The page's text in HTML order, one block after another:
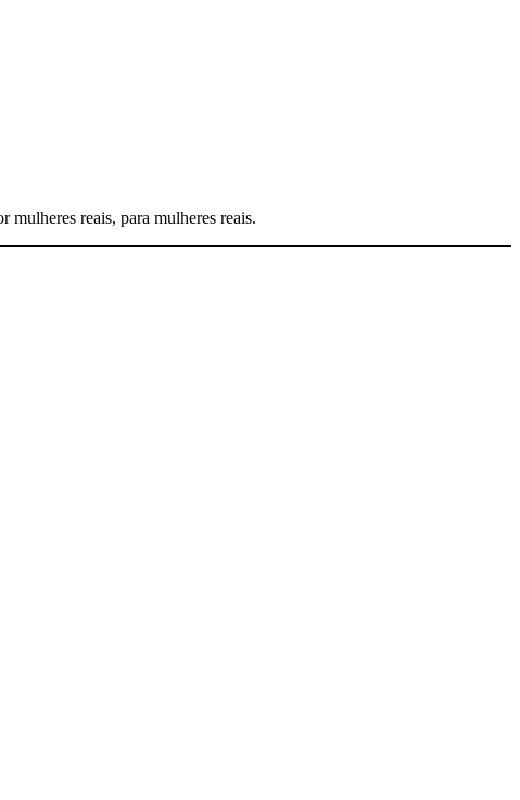
reais, para mulheres reais.